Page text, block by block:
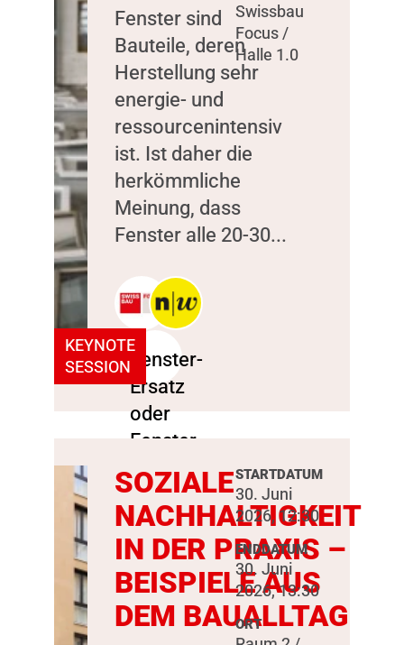
KEYNOTE
SESSION
Fenster sind
Bauteile, deren
Herstellung sehr
energie- und
ressourcenintensiv
ist. Ist daher die
herkömmliche
Meinung, dass
Fenster alle 20-30...
Swissbau
Focus /
Halle 1.0
SOZIALE
NACHHALTIGKEIT
IN DER PRAXIS –
BEISPIELE AUS
DEM BAUALLTAG
STARTDATUM
30. Juni
2026, 12:30
ENDDATUM
30. Juni
2026, 13:30
ORT